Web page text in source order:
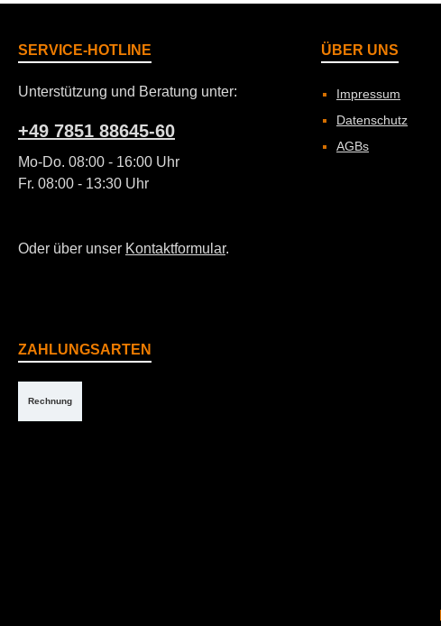
SERVICE-HOTLINE
Unterstützung und Beratung unter:
+49 7851 88645-60
Mo-Do. 08:00 - 16:00 Uhr
Fr. 08:00 - 13:30 Uhr
Oder über unser Kontaktformular.
ÜBER UNS
Impressum
Datenschutz
AGBs
ZAHLUNGSARTEN
Rechnung